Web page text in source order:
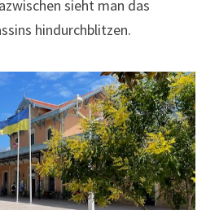
sieht man das
hindurchblitzen.